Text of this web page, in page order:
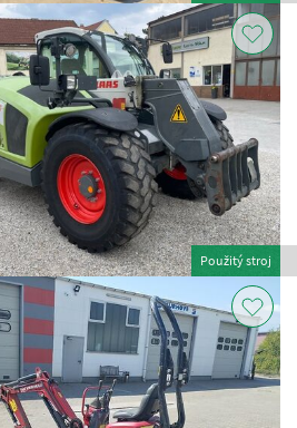
Použitý stroj